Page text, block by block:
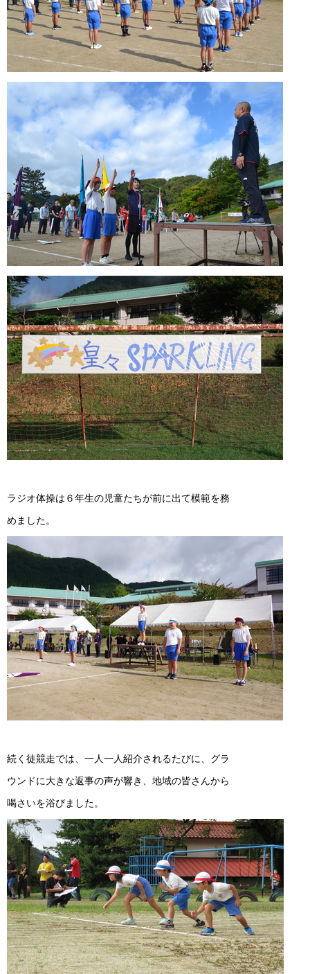
ラジオ体操は６年生の児童たちが前に出て模範を務
めました。
続く徒競走では、一人一人紹介されるたびに、グラ
ウンドに大きな返事の声が響き、地域の皆さんから
喝さいを浴びました。